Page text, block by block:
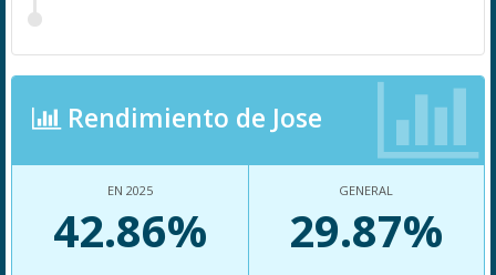
Rendimiento de Jose
EN 2025
42.86%
GENERAL
29.87%